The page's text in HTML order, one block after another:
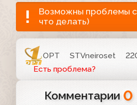
Возможны проблемы с
что делать)
ОРТ STVneiroset
Есть проблема?
Комментарии 0